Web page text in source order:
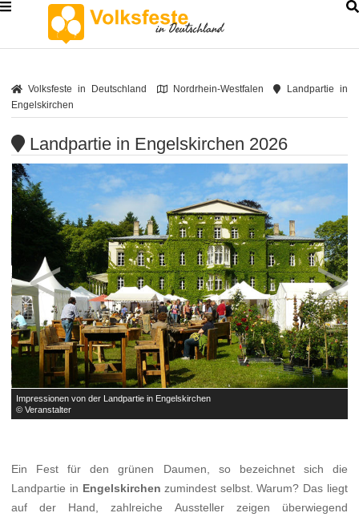
Volksfeste in Deutschland Nordrhein-Westfalen
Landpartie in
Engelskirchen
Landpartie in Engelskirchen 2026
Impressionen von der Landpartie in Engelskirchen
© Veranstalter
< >
Ein Fest für den grünen Daumen, so bezeichnet sich die
Landpartie in Engelskirchen zumindest selbst. Warum? Das liegt
auf der Hand, zahlreiche Aussteller zeigen überwiegend